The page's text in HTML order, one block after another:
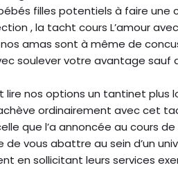
filles potentiels à faire une
, la tacht cours L’amour
amas sont à même de
soulever votre avantage sauf
lire nos options un tantinet plus
ordinairement avec cet
que l’a annoncée au cours
de vous abattre au sein d’un
en sollicitant leurs services